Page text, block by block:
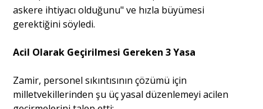
Sağlık
askere ihtiyacı olduğunu" ve hızla büyümesi
gerektiğini söyledi.
Acil Olarak Geçirilmesi Gereken 3 Yasa
Zamir, personel sıkıntısının çözümü için
milletvekillerinden şu üç yasal düzenlemeyi acilen